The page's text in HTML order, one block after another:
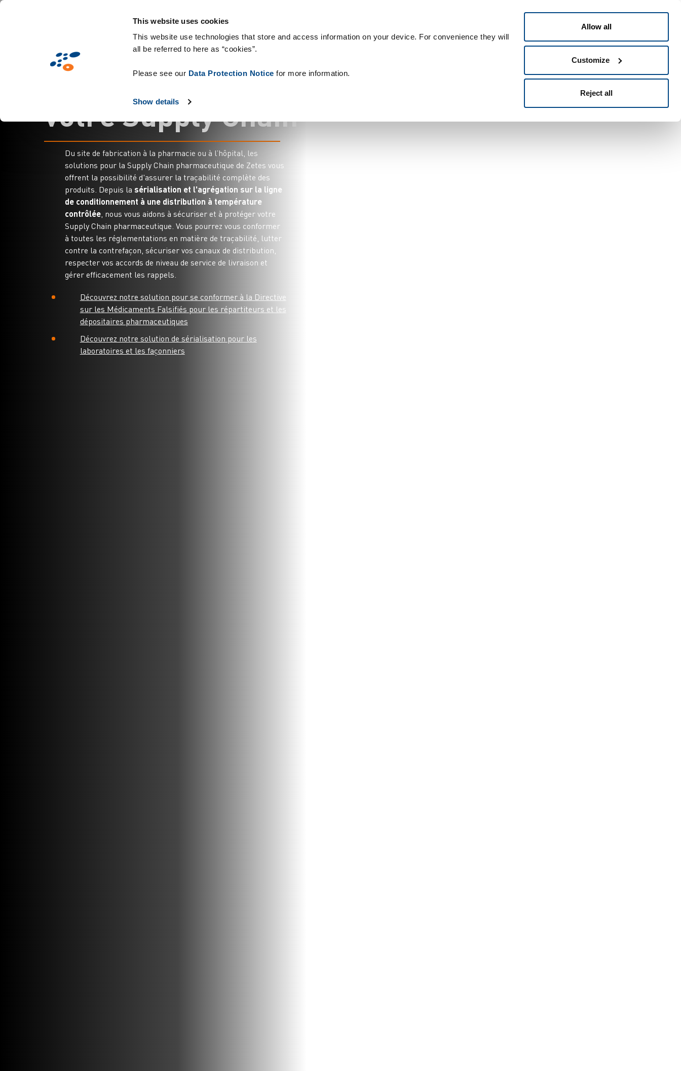
This website uses cookies
This website use technologies that store and access information on your device. For convenience they will
all be referred to here as “cookies”.
Please see our Data Protection Notice for more information.
Show details
Allow all
Customize
Reject all
Aller
Secteurs d'activité Technologies & Consommables
Tr &tracede
votreSupplyChain
Du site de fabrication à la pharmacie ou à l’hôpital, les
solutions pour la Supply Chain pharmaceutique de Zetes vous
offrent la possibilité d'assurer la traçabilité complète des
produits. Depuis lasérialisation et l'agrégation sur la ligne
de conditionnement à une distribution à température
contrôlée, nous vous aidons à sécuriser et à protéger votre
Supply Chain pharmaceutique. Vous pourrez vous conformer
à toutes les réglementations en matière de traçabilité, lutter
contre la contrefaçon, sécuriser vos canaux de distribution,
respecter vos accords de niveau de service de livraison et
gérer efficacement les rappels.
Découvrez notre solution pour se conformer à la Directive
sur les Médicaments Falsifiés pour les répartiteurs et les
dépositaires pharmaceutiques
Découvrez notre solution de sérialisation pour les
laboratoires et les façonniers